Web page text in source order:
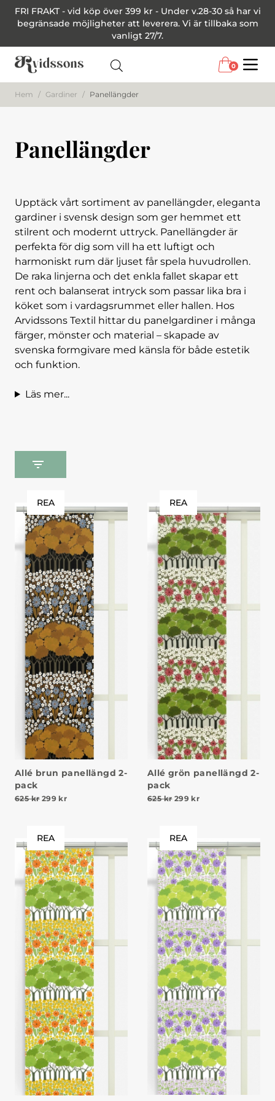
FRI FRAKT - vid köp över 399 kr - Under v.28-30 så har vi
begränsade möjligheter att leverera. Vi är tillbaka som
vanligt 27/7.
0
Hem / Gardiner / Panellängder
Panellängder
Upptäck vårt sortiment av panellängder, eleganta
gardiner i svensk design som ger hemmet ett
stilrent och modernt uttryck. Panellängder är
perfekta för dig som vill ha ett luftigt och
harmoniskt rum där ljuset får spela huvudrollen.
De raka linjerna och det enkla fallet skapar ett
rent och balanserat intryck som passar lika bra i
köket som i vardagsrummet eller hallen. Hos
Arvidssons Textil hittar du panelgardiner i många
färger, mönster och material – skapade av
svenska formgivare med känsla för både estetik
och funktion.
Läs mer...
REA
Allé brun panellängd 2-
pack
625kr Det ursprungliga priset var: 625 kr.
299 krDet nuvarande priset är: 299 kr.
REA
Allé grön panellängd 2-
pack
625kr Det ursprungliga priset
299 krDet nuvarande
REA REA